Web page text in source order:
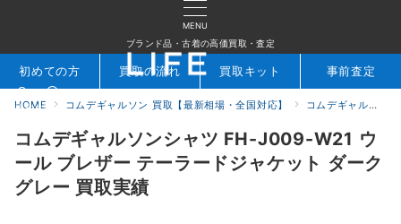
MENU
ブランド品・古着の高価買取・査定
検索 お問合せ
初めての方 買取の流れ 買取キット 事前査定
HOME コムデギャルソン 買取【最新相場・全国対応】 コムデギャルソン買取実績｜ブランド古着専門店LIFE
コムデギャルソンシャツ FH-J009-W21 ウ
ール ブレザー テーラードジャケット ダーク
グレー 買取実績